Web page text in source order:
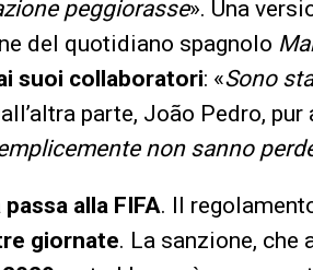
peggiorasse». Una
del quotidiano spagnolo
suoi collaboratori: «Sono
parte, João Pedro,
non sanno
alla FIFA. Il
giornate. La sanzione, che